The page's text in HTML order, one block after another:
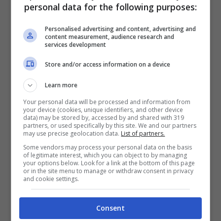
lontana dalle aree riservate ai notabili e ai
rappresentanti delle istituzioni giunte da
mezzo mondo, si calcola che almeno
altrettanti fedeli abbiamo pazientemente fatto
la coda per un ultimo saluto all’interno della
Basilica, durante l’esposizione del Pontefice.
LEGGI ANCHE –Strage di Erba: respinta
la richiesta di revisione del processo,
Olindo e Rosa restano in carcere
In tutto non meno dimezzo milione di
Cui bisogna aggiungere quelli che
personal data for the following purposes:
Personalised advertising and content, advertising and
content measurement, audience research and
services development
Store and/or access information on a device
Learn more
Your personal data will be processed and information from
your device (cookies, unique identifiers, and other device
data) may be stored by, accessed by and shared with 319
partners, or used specifically by this site. We and our partners
may use precise geolocation data. List of partners.
Some vendors may process your personal data on the basis
of legitimate interest, which you can object to by managing
your options below. Look for a link at the bottom of this page
or in the site menu to manage or withdraw consent in privacy
and cookie settings.
Consent